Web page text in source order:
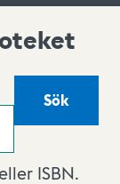
Sök
ISBN.